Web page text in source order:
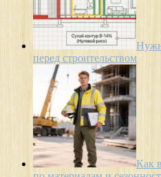
перед строительством
Как